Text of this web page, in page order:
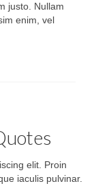
justo. Nullam
enim, vel
elit. Proin
iaculis pulvinar.